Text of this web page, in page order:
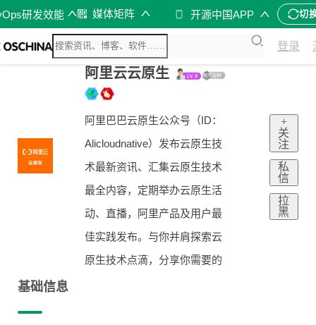
研发效能 媒体矩阵 开源中国APP 切
登录
阿里云云原生
阿里巴巴云原生公众号（ID：
Alicloudnative）发布云原生技
术最新资讯、汇集云原生技术
最全内容，定期举办云原生活
动、直播，阿里产品及用户最
佳实践发布。与你并肩探索云
原生技术点滴，分享你需要的
+
关
注
私
信
拉
黑
基础信息